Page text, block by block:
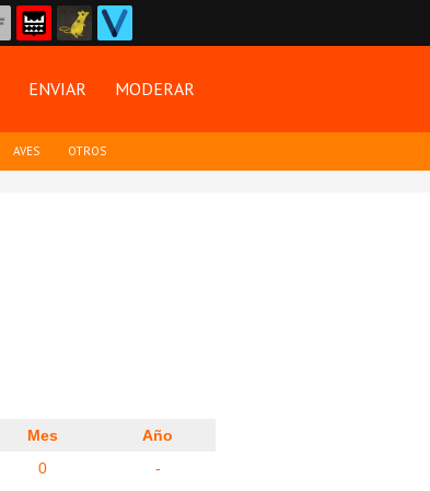
ENVIAR MODERAR
AVES OTROS
Mes
Año
0
-